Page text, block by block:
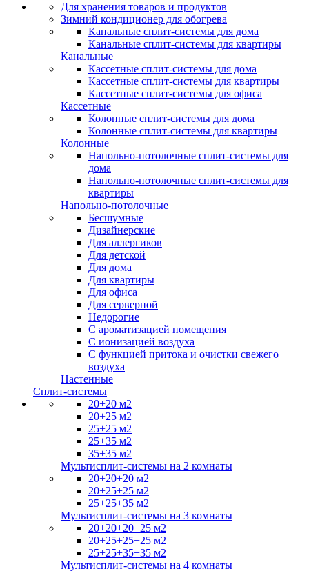
Для хранения товаров и продуктов
Зимний кондиционер для обогрева
Канальные сплит-системы для дома
Канальные сплит-системы для квартиры
Канальные
Кассетные сплит-системы для дома
Кассетные сплит-системы для квартиры
Кассетные сплит-системы для офиса
Кассетные
Колонные сплит-системы для дома
Колонные сплит-системы для квартиры
Колонные
Напольно-потолочные сплит-системы для
дома
Напольно-потолочные сплит-системы для
квартиры
Напольно-потолочные
Бесшумные
Дизайнерские
Для аллергиков
Для детской
Для дома
Для квартиры
Для офиса
Для серверной
Недорогие
С ароматизацией помещения
С ионизацией воздуха
С функцией притока и очистки свежего
воздуха
Настенные
Сплит-системы
20+20 м2
20+25 м2
25+25 м2
25+35 м2
35+35 м2
Мультисплит-системы на 2 комнаты
20+20+20 м2
20+25+25 м2
25+25+35 м2
Мультисплит-системы на 3 комнаты
20+20+20+25 м2
20+25+25+25 м2
25+25+35+35 м2
Мультисплит-системы на 4 комнаты